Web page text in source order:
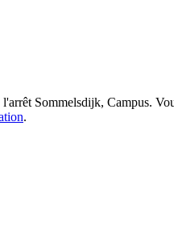
Sommelsdijk, Campus.
.